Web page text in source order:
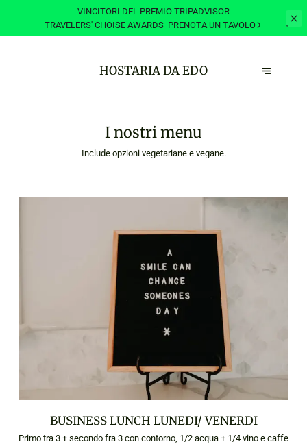
VINCITORI DEL PREMIO TRIPADVISOR
TRAVELERS' CHOISE AWARDS PRENOTA UN TAVOLO
HOSTARIA DA EDO
I nostri menu
Include opzioni vegetariane e vegane.
BUSINESS LUNCH LUNEDI/ VENERDI
Primo tra 3 + secondo fra 3 con contorno, 1/2 acqua + 1/4 vino e caffe